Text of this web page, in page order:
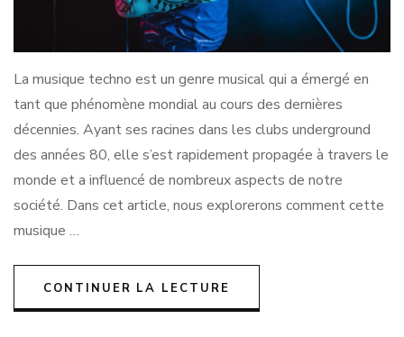
La musique techno est un genre musical qui a émergé en
tant que phénomène mondial au cours des dernières
décennies. Ayant ses racines dans les clubs underground
des années 80, elle s’est rapidement propagée à travers le
monde et a influencé de nombreux aspects de notre
société. Dans cet article, nous explorerons comment cette
musique …
CONTINUER LA LECTURE